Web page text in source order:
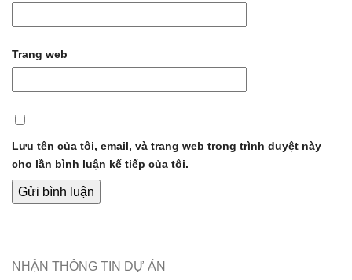
Trang web
Lưu tên của tôi, email, và trang web trong trình duyệt này
cho lần bình luận kế tiếp của tôi.
NHẬN THÔNG TIN DỰ ÁN